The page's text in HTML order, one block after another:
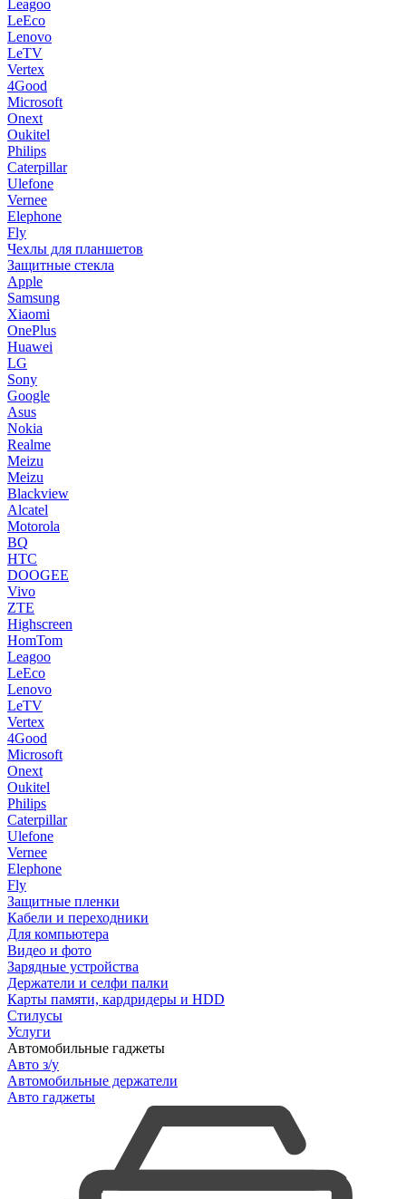
Leagoo
LeEco
Lenovo
LeTV
Vertex
4Good
Microsoft
Onext
Oukitel
Philips
Caterpillar
Ulefone
Vernee
Elephone
Fly
Чехлы для планшетов
Защитные стекла
Apple
Samsung
Xiaomi
OnePlus
Huawei
LG
Sony
Google
Asus
Nokia
Realme
Meizu
Meizu
Blackview
Alcatel
Motorola
BQ
HTC
DOOGEE
Vivo
ZTE
Highscreen
HomTom
Leagoo
LeEco
Lenovo
LeTV
Vertex
4Good
Microsoft
Onext
Oukitel
Philips
Caterpillar
Ulefone
Vernee
Elephone
Fly
Защитные пленки
Кабели и переходники
Для компьютера
Видео и фото
Зарядные устройства
Держатели и селфи палки
Карты памяти, кардридеры и HDD
Стилусы
Услуги
Автомобильные гаджеты
Авто з/у
Автомобильные держатели
Авто гаджеты